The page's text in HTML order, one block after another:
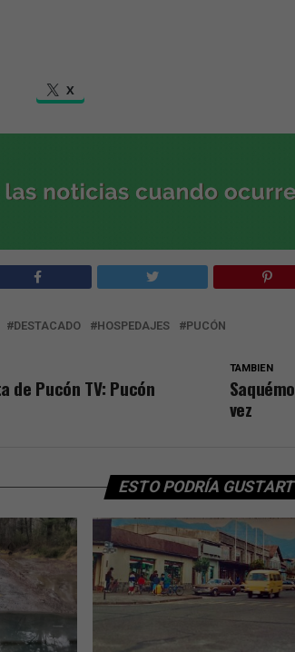
X
DESTACADO HOSPEDAJES PUCÓN
TAMBIEN
vez
de Pucón TV: Pucón
ESTO PODRÍA